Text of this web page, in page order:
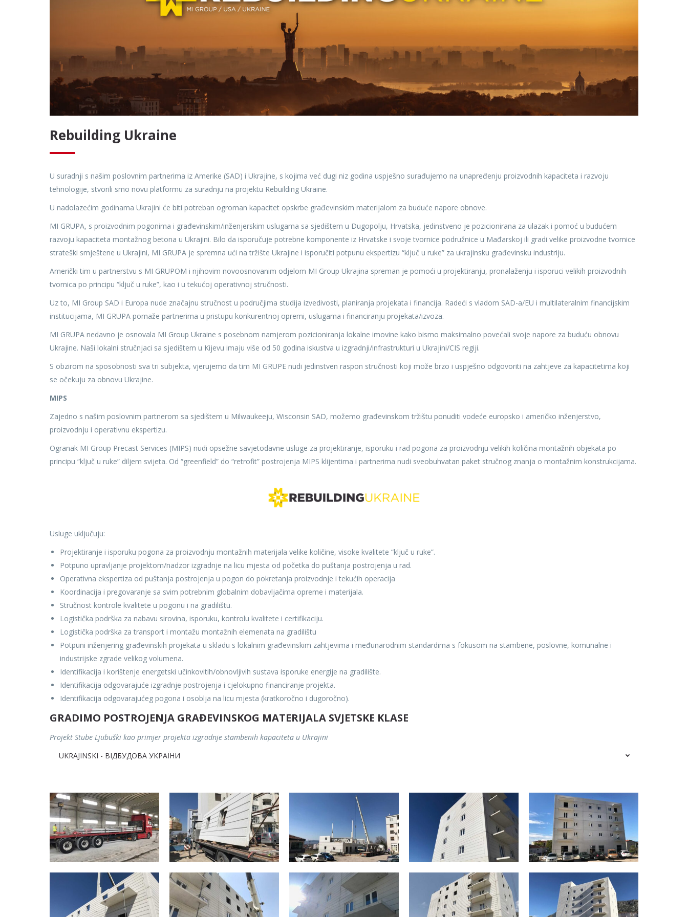
Rebuilding Ukraine
U suradnji s našim poslovnim partnerima iz Amerike (SAD) i Ukrajine, s kojima već dugi niz godina uspješno surađujemo na unapređenju proizvodnih kapaciteta i razvoju
tehnologije, stvorili smo novu platformu za suradnju na projektu Rebuilding Ukraine.
U nadolazećim godinama Ukrajini će biti potreban ogroman kapacitet opskrbe građevinskim materijalom za buduće napore obnove.
MI GRUPA, s proizvodnim pogonima i građevinskim/inženjerskim uslugama sa sjedištem u Dugopolju, Hrvatska, jedinstveno je pozicionirana za ulazak i pomoć u budućem
razvoju kapaciteta montažnog betona u Ukrajini. Bilo da isporučuje potrebne komponente iz Hrvatske i svoje tvornice podružnice u Mađarskoj ili gradi velike proizvodne tvornice
strateški smještene u Ukrajini, MI GRUPA je spremna ući na tržište Ukrajine i isporučiti potpunu ekspertizu “ključ u ruke” za ukrajinsku građevinsku industriju.
Američki tim u partnerstvu s MI GRUPOM i njihovim novoosnovanim odjelom MI Group Ukrajina spreman je pomoći u projektiranju, pronalaženju i isporuci velikih proizvodnih
tvornica po principu “ključ u ruke”, kao i u tekućoj operativnoj stručnosti.
Uz to, MI Group SAD i Europa nude značajnu stručnost u područjima studija izvedivosti, planiranja projekata i financija. Radeći s vladom SAD-a/EU i multilateralnim financijskim
institucijama, MI GRUPA pomaže partnerima u pristupu konkurentnoj opremi, uslugama i financiranju projekata/izvoza.
MI GRUPA nedavno je osnovala MI Group Ukraine s posebnom namjerom pozicioniranja lokalne imovine kako bismo maksimalno povećali svoje napore za buduću obnovu
Ukrajine. Naši lokalni stručnjaci sa sjedištem u Kijevu imaju više od 50 godina iskustva u izgradnji/infrastrukturi u Ukrajini/CIS regiji.
S obzirom na sposobnosti sva tri subjekta, vjerujemo da tim MI GRUPE nudi jedinstven raspon stručnosti koji može brzo i uspješno odgovoriti na zahtjeve za kapacitetima koji
se očekuju za obnovu Ukrajine.
MIPS
Zajedno s našim poslovnim partnerom sa sjedištem u Milwaukeeju, Wisconsin SAD, možemo građevinskom tržištu ponuditi vodeće europsko i američko inženjerstvo,
proizvodnju i operativnu ekspertizu.
Ogranak MI Group Precast Services (MIPS) nudi opsežne savjetodavne usluge za projektiranje, isporuku i rad pogona za proizvodnju velikih količina montažnih objekata po
principu “ključ u ruke” diljem svijeta. Od “greenfield” do “retrofit” postrojenja MIPS klijentima i partnerima nudi sveobuhvatan paket stručnog znanja o montažnim konstrukcijama.
Usluge uključuju:
Projektiranje i isporuku pogona za proizvodnju montažnih materijala velike količine, visoke kvalitete “ključ u ruke”.
Potpuno upravljanje projektom/nadzor izgradnje na licu mjesta od početka do puštanja postrojenja u rad.
Operativna ekspertiza od puštanja postrojenja u pogon do pokretanja proizvodnje i tekućih operacija
Koordinacija i pregovaranje sa svim potrebnim globalnim dobavljačima opreme i materijala.
Stručnost kontrole kvalitete u pogonu i na gradilištu.
Logistička podrška za nabavu sirovina, isporuku, kontrolu kvalitete i certifikaciju.
Logistička podrška za transport i montažu montažnih elemenata na gradilištu
Potpuni inženjering građevinskih projekata u skladu s lokalnim građevinskim zahtjevima i međunarodnim standardima s fokusom na stambene, poslovne, komunalne i
industrijske zgrade velikog volumena.
Identifikacija i korištenje energetski učinkovitih/obnovljivih sustava isporuke energije na gradilište.
Identifikacija odgovarajuće izgradnje postrojenja i cjelokupno financiranje projekta.
Identifikacija odgovarajućeg pogona i osoblja na licu mjesta (kratkoročno i dugoročno).
GRADIMO POSTROJENJA GRAĐEVINSKOG MATERIJALA SVJETSKE KLASE
Projekt Stube Ljubuški kao primjer projekta izgradnje stambenih kapaciteta u Ukrajini
UKRAJINSKI - ВІДБУДОВА УКРАЇНИ